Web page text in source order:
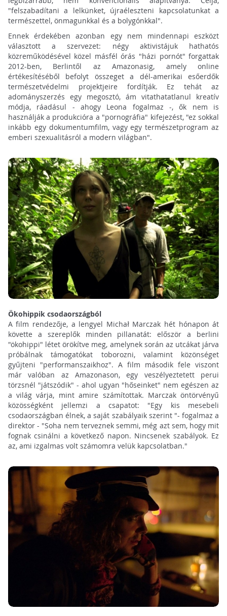
"felszabadítani a lelkünket, újraéleszteni kapcsolatunkat a
természettel, önmagunkkal és a bolygónkkal".
Ennek érdekében azonban egy nem mindennapi eszközt
választott a szervezet: négy aktivistájuk hathatós
közreműködésével közel másfél órás "házi pornót" forgattak
2012-ben, Berlintől az Amazonasig, amely online
értékesítéséből befolyt összeget a dél-amerikai esőerdők
természetvédelmi projektjeire fordítják. Ez tehát az
adományszerzés egy megosztó, ám vitathatatlanul kreatív
módja, ráadásul - ahogy Leona fogalmaz -, ők nem is
használják a produkcióra a "pornográfia" kifejezést, "ez sokkal
inkább egy dokumentumfilm, vagy egy természetprogram az
emberi szexualitásról a modern világban".
Ökohippik csodaországból
A film rendezője, a lengyel Michał Marczak hét hónapon át
követte a szereplők minden pillanatát: először a berlini
"ökohippi" létet örökítve meg, amelynek során az utcákat járva
próbálnak támogatókat toborozni, valamint közönséget
gyűjteni "performanszaikhoz". A film második fele viszont
már valóban az Amazonason, egy veszélyeztetett perui
törzsnél "játszódik" - ahol ugyan "hőseinket" nem egészen az
a világ várja, mint amire számítottak. Marczak öntörvényű
közösségként jellemzi a csapatot: "Egy kis mesebeli
csodaországban élnek, a saját szabályaik szerint "- fogalmaz a
direktor - "Soha nem terveznek semmi, még azt sem, hogy mit
fognak csinálni a következő napon. Nincsenek szabályok. Ez
az, ami izgalmas volt számomra velük kapcsolatban."